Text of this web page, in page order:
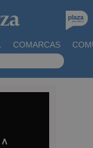
COMARCAS